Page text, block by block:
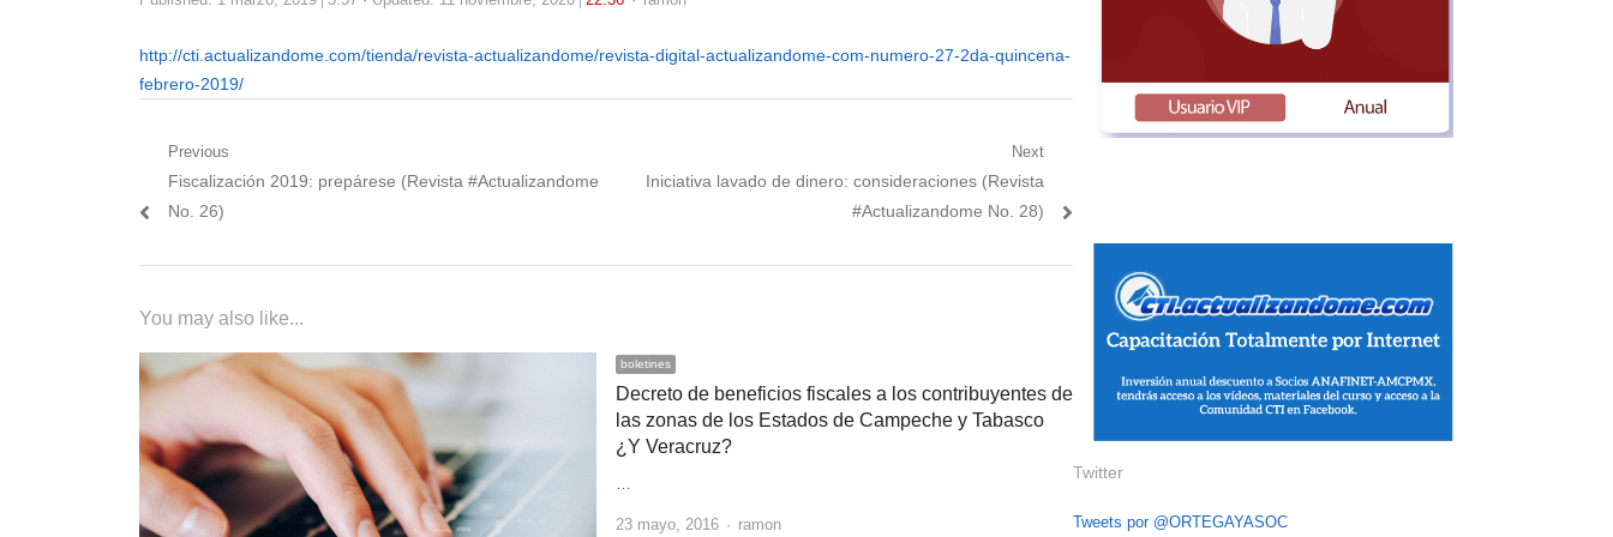
http://cti.actualizandome.com/tienda/revista-actualizandome/revista-digital-actualizandome-com-numero-27-2da-quincena-
febrero-2019/
Navegación
de
Previous
Previous
post:
Fiscalización 2019: prepárese (Revista #Actualizandome
No. 26)
Next
Next
Iniciativa lavado de dinero: consideraciones (Revista
#Actualizandome No. 28)
You may also like...
boletines
Decreto de beneficios fiscales a los contribuyentes de
las zonas de los Estados de Campeche y Tabasco
¿Y Veracruz?
…
23 mayo, 2016 Author
ramon
Twitter
Tweets por @ORTEGAYASOC